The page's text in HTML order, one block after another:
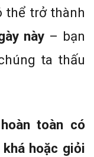
thể trở thành
này – bạn
ta thấu
toàn có
hoặc giỏi